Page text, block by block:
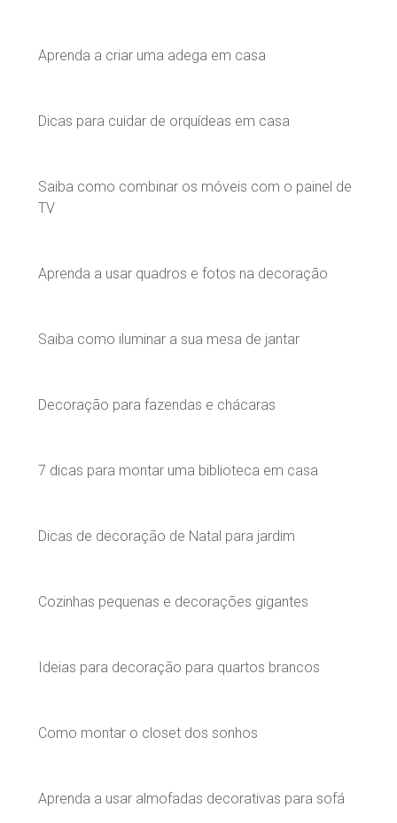
Aprenda a criar uma adega em casa
Dicas para cuidar de orquídeas em casa
Saiba como combinar os móveis com o painel de
TV
Aprenda a usar quadros e fotos na decoração
Saiba como iluminar a sua mesa de jantar
Decoração para fazendas e chácaras
7 dicas para montar uma biblioteca em casa
Dicas de decoração de Natal para jardim
Cozinhas pequenas e decorações gigantes
Ideias para decoração para quartos brancos
Como montar o closet dos sonhos
Aprenda a usar almofadas decorativas para sofá